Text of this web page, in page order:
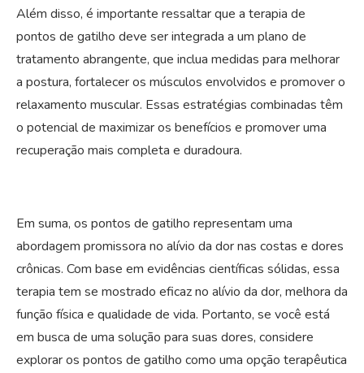
Além disso, é importante ressaltar que a terapia de
pontos de gatilho deve ser integrada a um plano de
tratamento abrangente, que inclua medidas para melhorar
a postura, fortalecer os músculos envolvidos e promover o
relaxamento muscular. Essas estratégias combinadas têm
o potencial de maximizar os benefícios e promover uma
recuperação mais completa e duradoura.
Em suma, os pontos de gatilho representam uma
abordagem promissora no alívio da dor nas costas e dores
crônicas. Com base em evidências científicas sólidas, essa
terapia tem se mostrado eficaz no alívio da dor, melhora da
função física e qualidade de vida. Portanto, se você está
em busca de uma solução para suas dores, considere
explorar os pontos de gatilho como uma opção terapêutica